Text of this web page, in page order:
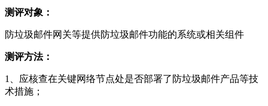
测评对象：
防垃圾邮件网关等提供防垃圾邮件功能的系统或相关组件
测评方法：
1、应核查在关键网络节点处是否部署了防垃圾邮件产品等技
术措施；